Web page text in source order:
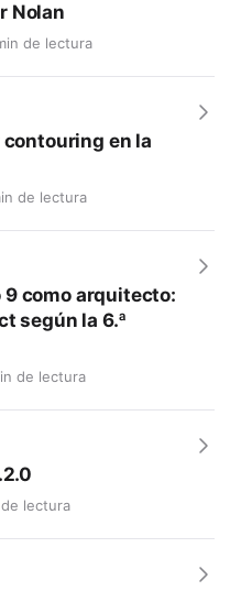
Nolan
de lectura
en la
de lectura
9 como arquitecto:
según la 6.ª
de lectura
de lectura